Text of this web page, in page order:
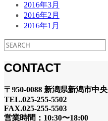
2016年3月
2016年2月
2016年1月
CONTACT
〒950-0088 新潟県新潟市中
TEL.025-255-5502
FAX.025-255-5503
営業時間：10:30〜18:00